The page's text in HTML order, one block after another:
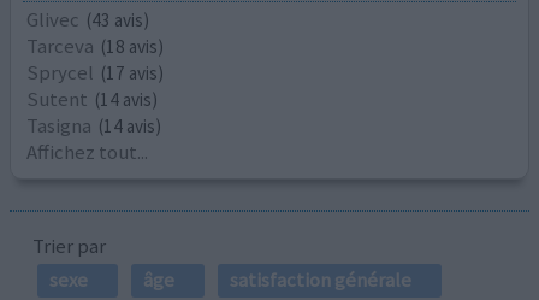
Glivec (43 avis)
Tarceva (18 avis)
Sprycel (17 avis)
Sutent (14 avis)
Tasigna (14 avis)
Affichez tout...
Trier par
sexe
âge satisfaction générale